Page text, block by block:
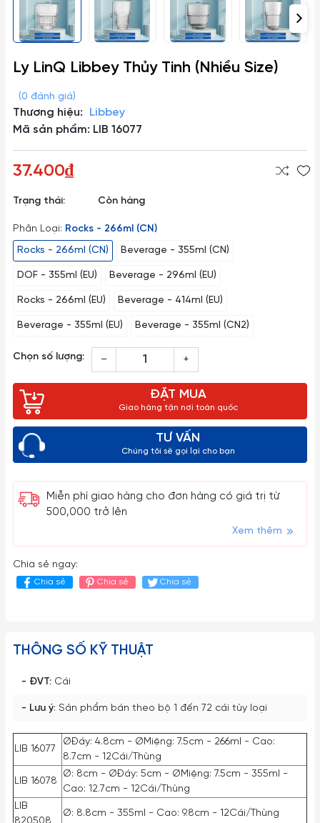
Ly LinQ Libbey Thủy Tinh (Nhiều Size)
(0 đánh giá)
Thương hiệu:
Libbey
Mã sản phẩm: LIB 16077
37.400₫
Trạng thái: Còn hàng
Phân Loại: Rocks - 266ml (CN)
Rocks - 266ml (CN)
Beverage - 355ml (CN)
DOF - 355ml (EU) Beverage - 296ml (EU)
Rocks - 266ml (EU) Beverage - 414ml (EU)
Beverage - 355ml (EU) Beverage - 355ml (CN2)
Chọn số lượng: – +
ĐẶT MUA
Giao hàng tận nơi toàn quốc
TƯ VẤN
Chúng tôi sẽ gọi lại cho bạn
Miễn phí giao hàng cho đơn hàng có giá trị từ
500,000 trở lên
Xem thêm
Chia sẻ ngay:
Chia sẻ Chia sẻ Chia sẻ
THÔNG SỐ KỸ THUẬT
- ĐVT: Cái
- Lưu ý: Sản phẩm bán theo bộ 1 đến 72 cái tùy loại
LIB 16077
ØĐáy: 4.8cm - ØMiệng: 7.5cm - 266ml - Cao:
8.7cm - 12Cái/Thùng
LIB 16078
Ø: 8cm - ØĐáy: 5cm - ØMiệng: 7.5cm - 355ml -
Cao: 12.7cm - 12Cái/Thùng
LIB
820508
Ø: 8.8cm - 355ml - Cao: 9.8cm - 12Cái/Thùng